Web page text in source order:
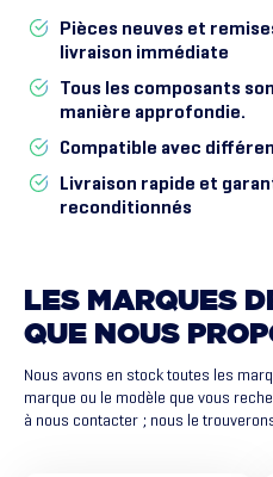
Pièces neuves et
livraison immédiate
Tous les composants
manière approfondie.
Compatible avec
Livraison rapide et
reconditionnés
LES MARQUES
QUE NOUS
Nous avons en stock toutes les
marque ou le modèle que vous
à nous contacter ; nous le